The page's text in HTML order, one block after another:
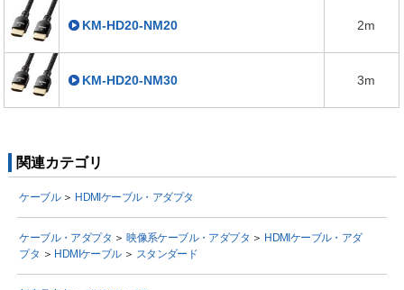
KM-HD20-NM20 2m
KM-HD20-NM30 3m
関連カテゴリ
ケーブル＞ HDMIケーブル・アダプタ
ケーブル・アダプタ ＞映像系ケーブル・アダプタ ＞ HDMIケーブル・アダ
プタ ＞ HDMIケーブル＞ スタンダード